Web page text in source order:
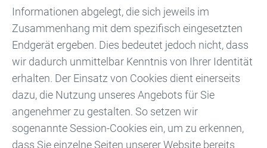
Informationen abgelegt, die sich jeweils im
Zusammenhang mit dem spezifisch eingesetzten
Endgerät ergeben. Dies bedeutet jedoch nicht, dass
wir dadurch unmittelbar Kenntnis von Ihrer Identität
erhalten. Der Einsatz von Cookies dient einerseits
dazu, die Nutzung unseres Angebots für Sie
angenehmer zu gestalten. So setzen wir
sogenannte Session-Cookies ein, um zu erkennen,
dass Sie einzelne Seiten unserer Website bereits